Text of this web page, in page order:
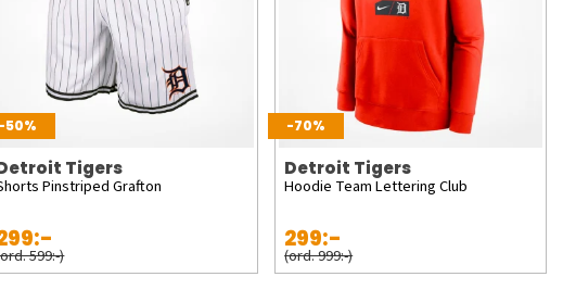
-50%
Tigers
Pinstriped Grafton
599:-)
-70%
Detroit Tigers
Hoodie Team Lettering Club
299:-
(ord. 999:-)